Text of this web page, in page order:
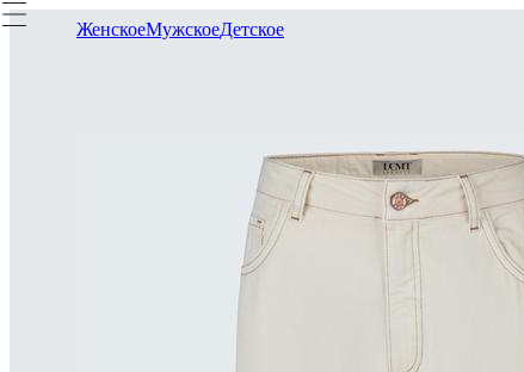
ЖенскоеМужскоеДетское